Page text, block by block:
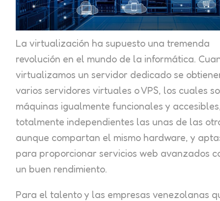
La virtualización ha supuesto una tremenda
revolución en el mundo de la informática.
virtualizamos un servidor dedicado se
varios servidores virtuales o VPS, los cuales
máquinas igualmente funcionales y
totalmente independientes las unas de las
aunque compartan el mismo hardware, y
para proporcionar servicios web avanzados
un buen rendimiento.
Para el talento y las empresas venezolanas